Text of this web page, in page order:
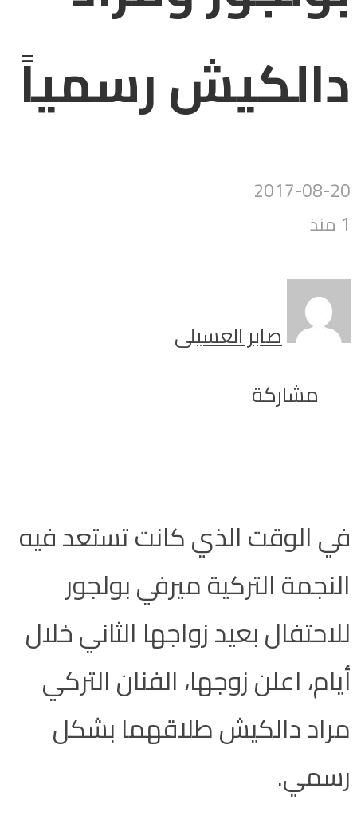
دالكيش رسمياً
2017-08-20
1 منذ
صابر العسيلى
مشاركة
في الوقت الذي كانت تستعد فيه
النجمة التركية ميرفي بولجور
للاحتفال بعيد زواجها الثاني خلال
أيام، اعلن زوجها، الفنان التركي
مراد دالكيش طلاقهما بشكل
رسمي.